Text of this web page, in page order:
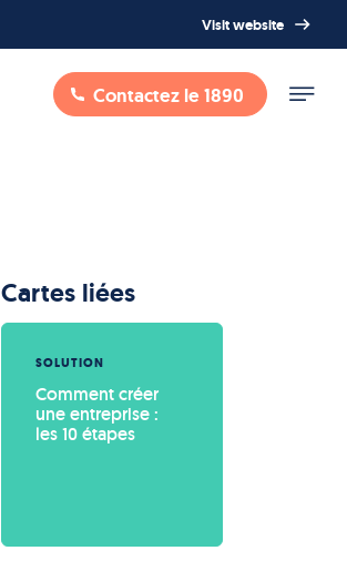
Visit website
Contactez le 1890
Cartes liées
SOLUTION
Comment créer
une entreprise :
les 10 étapes